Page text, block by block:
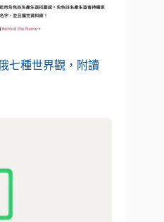
七種世界觀，附讀